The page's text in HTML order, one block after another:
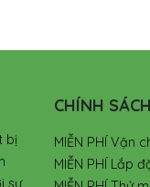
bị
sự
CHÍNH
MIỄN PHÍ Vận
MIỄN PHÍ Lắp